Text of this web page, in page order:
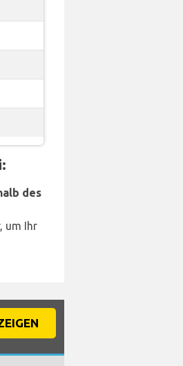
des
um Ihr